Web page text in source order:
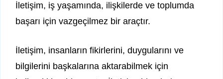
İletişim, iş yaşamında, ilişkilerde ve toplumda
başarı için vazgeçilmez bir araçtır.
İletişim, insanların fikirlerini, duygularını ve
bilgilerini başkalarına aktarabilmek için